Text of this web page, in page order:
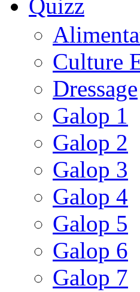
Quizz
Culture
Dressage
Galop 1
Galop 2
Galop 3
Galop 4
Galop 5
Galop 6
Galop 7